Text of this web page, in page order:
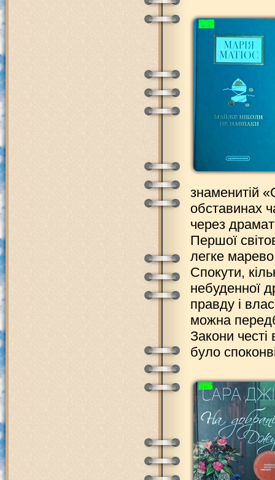
знаменитій
обставинах
через
Першої
легке марево
Спокути,
небуденної
правду і
можна
Закони
було